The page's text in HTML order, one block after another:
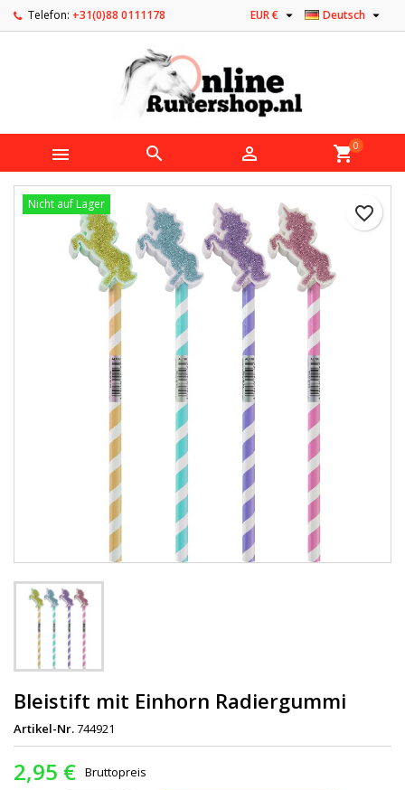
Telefon: +31(0)88 0111178 Deutsch 
EUR € 
   shopping_cart0
favorite_border
Nicht auf Lager
Bleistift mit Einhorn Radiergummi
Artikel-Nr.744921
2,95 € Bruttopreis